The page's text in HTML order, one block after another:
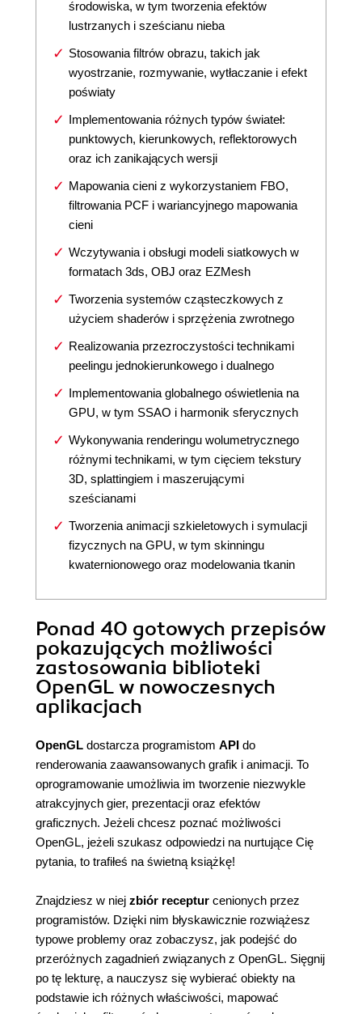
środowiska, w tym tworzenia efektów
lustrzanych i sześcianu nieba
Stosowania filtrów obrazu, takich jak
wyostrzanie, rozmywanie, wytłaczanie i efekt
poświaty
Implementowania różnych typów świateł:
punktowych, kierunkowych, reflektorowych
oraz ich zanikających wersji
Mapowania cieni z wykorzystaniem FBO,
filtrowania PCF i wariancyjnego mapowania
cieni
Wczytywania i obsługi modeli siatkowych w
formatach 3ds, OBJ oraz EZMesh
Tworzenia systemów cząsteczkowych z
użyciem shaderów i sprzężenia zwrotnego
Realizowania przezroczystości technikami
peelingu jednokierunkowego i dualnego
Implementowania globalnego oświetlenia na
GPU, w tym SSAO i harmonik sferycznych
Wykonywania renderingu wolumetrycznego
różnymi technikami, w tym cięciem tekstury
3D, splattingiem i maszerującymi
sześcianami
Tworzenia animacji szkieletowych i symulacji
fizycznych na GPU, w tym skinningu
kwaternionowego oraz modelowania tkanin
Ponad 40 gotowych przepisów
pokazujących możliwości
zastosowania biblioteki
OpenGL w nowoczesnych
aplikacjach
OpenGL dostarcza programistom API do
renderowania zaawansowanych grafik i animacji. To
oprogramowanie umożliwia im tworzenie niezwykle
atrakcyjnych gier, prezentacji oraz efektów
graficznych. Jeżeli chcesz poznać możliwości
OpenGL, jeżeli szukasz odpowiedzi na nurtujące Cię
pytania, to trafiłeś na świetną książkę!
Znajdziesz w niej zbiór receptur cenionych przez
programistów. Dzięki nim błyskawicznie rozwiążesz
typowe problemy oraz zobaczysz, jak podejść do
przeróżnych zagadnień związanych z OpenGL. Sięgnij
po tę lekturę, a nauczysz się wybierać obiekty na
podstawie ich różnych właściwości, mapować